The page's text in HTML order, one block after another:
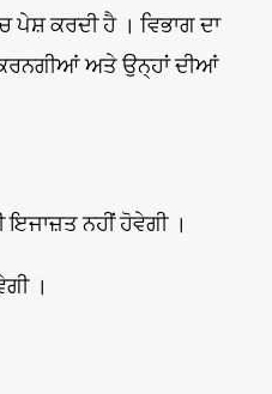
ਪੇਸ਼ ਕਰਦੀ ਹੈ । ਵਿਭਾਗ ਦਾ
ਕਰਨਗੀਆਂ ਅਤੇ ਉਨ੍ਹਾਂ ਦੀਆਂ
ਨਹੀਂ ਹੋਵੇਗੀ ।
।